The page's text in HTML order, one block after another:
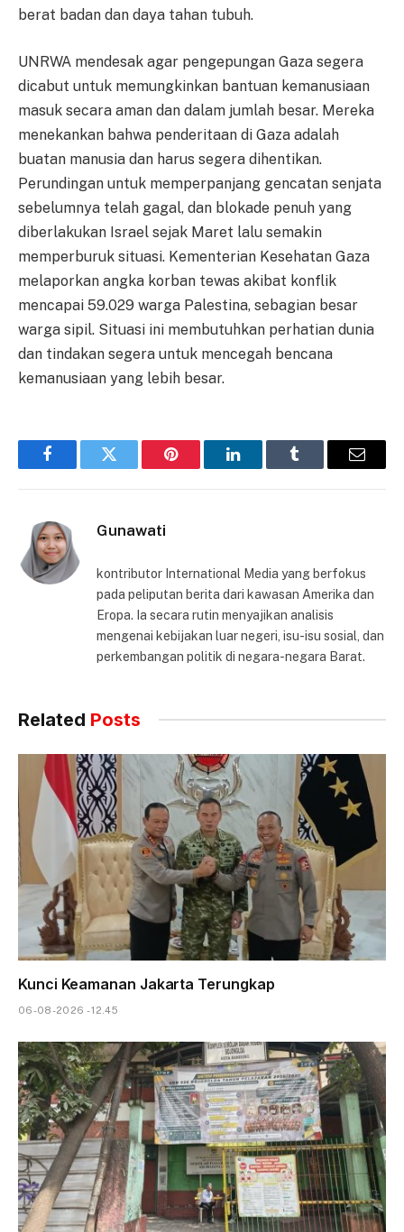
berat badan dan daya tahan tubuh.
UNRWA mendesak agar pengepungan Gaza segera
dicabut untuk memungkinkan bantuan kemanusiaan
masuk secara aman dan dalam jumlah besar. Mereka
menekankan bahwa penderitaan di Gaza adalah
buatan manusia dan harus segera dihentikan.
Perundingan untuk memperpanjang gencatan senjata
sebelumnya telah gagal, dan blokade penuh yang
diberlakukan Israel sejak Maret lalu semakin
memperburuk situasi. Kementerian Kesehatan Gaza
melaporkan angka korban tewas akibat konflik
mencapai 59.029 warga Palestina, sebagian besar
warga sipil. Situasi ini membutuhkan perhatian dunia
dan tindakan segera untuk mencegah bencana
kemanusiaan yang lebih besar.
FacebookTwitter Pinterest LinkedInTumblr Email
Gunawati
kontributor International Media yang berfokus
pada peliputan berita dari kawasan Amerika dan
Eropa. Ia secara rutin menyajikan analisis
mengenai kebijakan luar negeri, isu-isu sosial, dan
perkembangan politik di negara-negara Barat.
Related Posts
Kunci Keamanan Jakarta Terungkap
06-08-2026 - 12.45